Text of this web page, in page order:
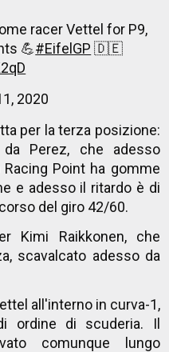
racer Vettel for P9,
💪#EifelGP 🇩🇪
2020
per la terza posizione:
Perez, che adesso
Point ha gomme
e adesso il ritardo è di
del giro 42/60.
Kimi Raikkonen, che
scavalcato adesso da
all'interno in curva-1,
ordine di scuderia. Il
comunque lungo